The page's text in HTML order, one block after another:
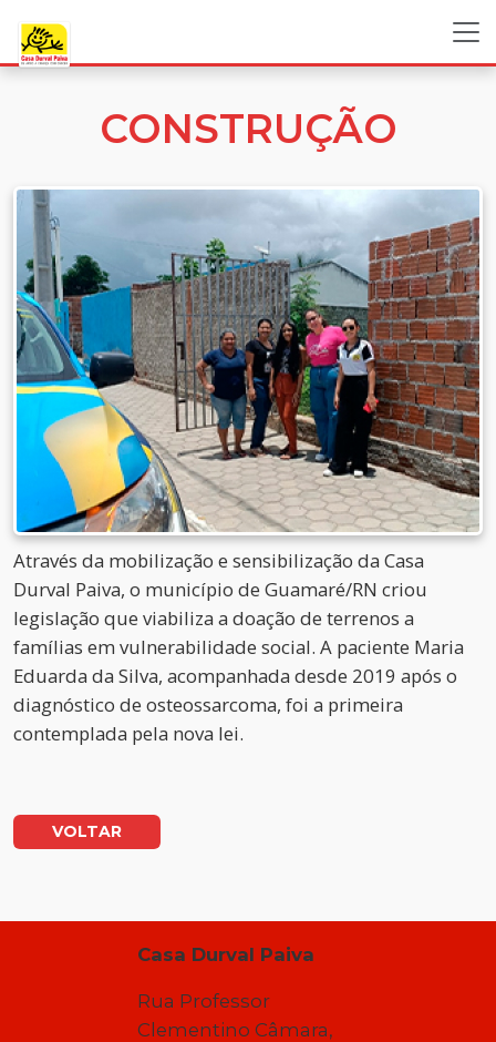
CONSTRUÇÃO
Através da mobilização e sensibilização da Casa
Durval Paiva, o município de Guamaré/RN criou
legislação que viabiliza a doação de terrenos a
famílias em vulnerabilidade social. A paciente Maria
Eduarda da Silva, acompanhada desde 2019 após o
diagnóstico de osteossarcoma, foi a primeira
contemplada pela nova lei.
VOLTAR
Casa Durval Paiva
Rua Professor
Clementino Câmara,